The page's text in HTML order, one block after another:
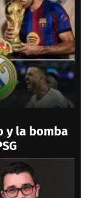
y la bomba